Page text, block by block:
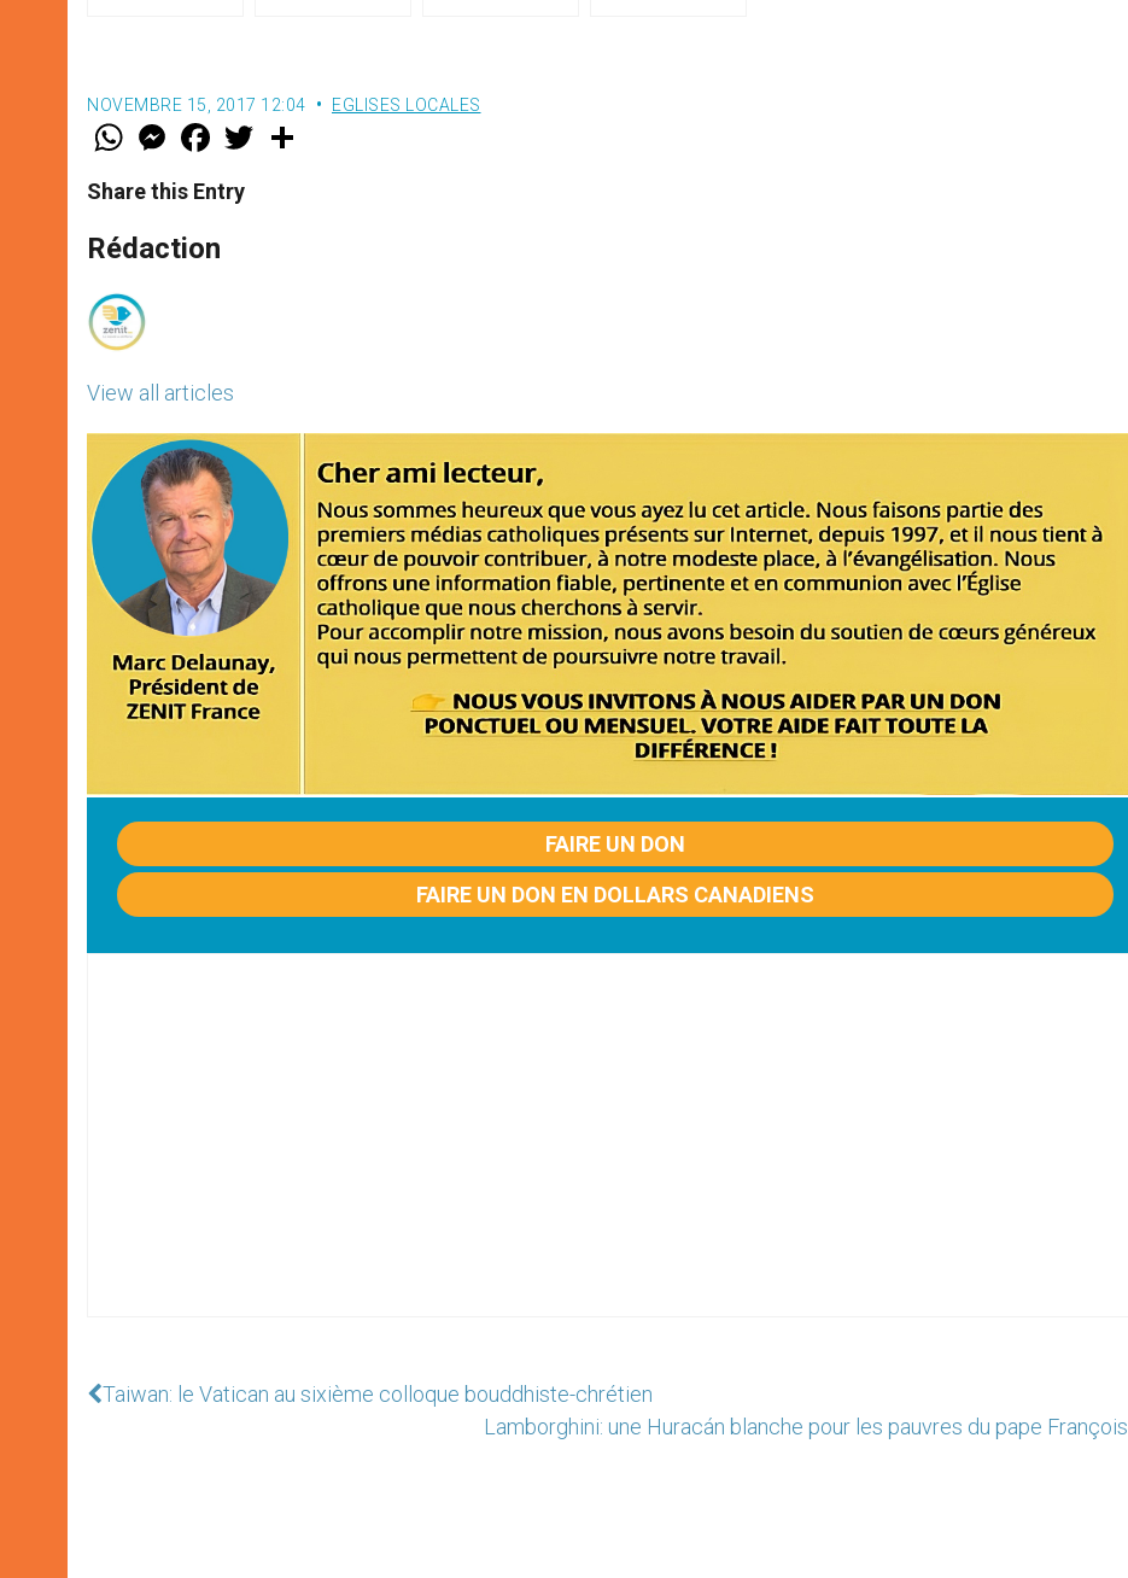
NOVEMBRE 15, 2017 12:04 EGLISES LOCALES
W
t
s
p
p
M
e
s
e
g
e
F
a
e
b
o
k
w
Share this Entry
Rédaction
View all articles
FAIRE UN DON
FAIRE UN DON EN DOLLARS CANADIENS
Taiwan: le Vatican au sixième colloque bouddhiste-chrétien
Lamborghini: une Huracán blanche pour les pauvres du pape François